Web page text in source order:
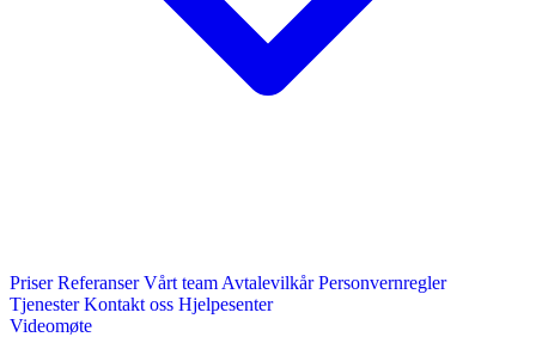
Priser Referanser Vårt team Avtalevilkår Personvernregler
Tjenester Kontakt oss Hjelpesenter
Videomøte